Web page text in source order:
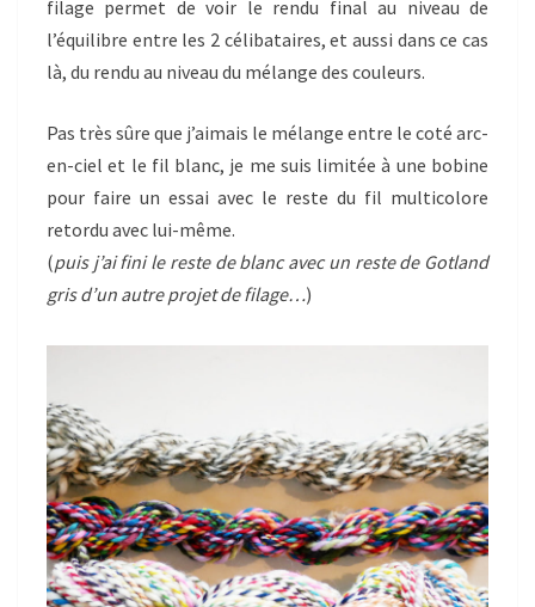
filage permet de voir le rendu final au niveau de
l’équilibre entre les 2 célibataires, et aussi dans ce cas
là, du rendu au niveau du mélange des couleurs.
Pas très sûre que j’aimais le mélange entre le coté arc-
en-ciel et le fil blanc, je me suis limitée à une bobine
pour faire un essai avec le reste du fil multicolore
retordu avec lui-même.
(puis j’ai fini le reste de blanc avec un reste de Gotland
gris d’un autre projet de filage…)